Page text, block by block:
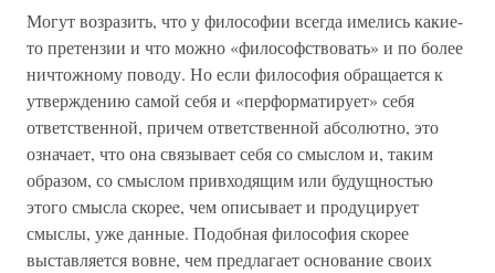
Могут возразить, что у философии всегда имелись какие-
то претензии и что можно «философствовать» и по более
ничтожному поводу. Но если философия обращается к
утверждению самой себя и «перформатирует» себя
ответственной, причем ответственной абсолютно, это
означает, что она связывает себя со смыслом и, таким
образом, со смыслом привходящим или будущностью
этого смысла скореe, чем описывает и продуцирует
смыслы, уже данные. Подобная философия скорее
выставляется вовне, чем предлагает основание своих